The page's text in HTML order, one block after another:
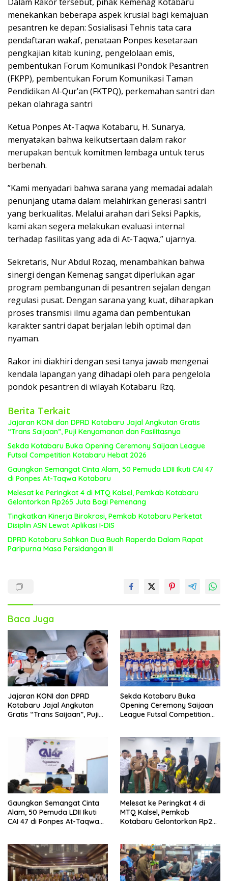
menekankan beberapa aspek krusial bagi kemajuan
pesantren ke depan: Sosialisasi Tehnis tata cara
pendaftaran wakaf, penataan Ponpes kesetaraan
pengkajian kitab kuning, pengelolaan emis,
pembentukan Forum Komunikasi Pondok Pesantren
(FKPP), pembentukan Forum Komunikasi Taman
Pendidikan Al-Qur’an (FKTPQ), perkemahan santri dan
pekan olahraga santri
​Ketua Ponpes At-Taqwa Kotabaru, H. Sunarya,
menyatakan bahwa keikutsertaan dalam rakor
merupakan bentuk komitmen lembaga untuk terus
berbenah.
​”Kami menyadari bahwa sarana yang memadai adalah
penunjang utama dalam melahirkan generasi santri
yang berkualitas. Melalui arahan dari Seksi Papkis,
kami akan segera melakukan evaluasi internal
terhadap fasilitas yang ada di At-Taqwa,” ujarnya.
​Sekretaris, Nur Abdul Rozaq, menambahkan bahwa
sinergi dengan Kemenag sangat diperlukan agar
program pembangunan di pesantren sejalan dengan
regulasi pusat. Dengan sarana yang kuat, diharapkan
proses transmisi ilmu agama dan pembentukan
karakter santri dapat berjalan lebih optimal dan
nyaman.
​Rakor ini diakhiri dengan sesi tanya jawab mengenai
kendala lapangan yang dihadapi oleh para pengelola
pondok pesantren di wilayah Kotabaru. Rzq.
Berita Terkait
Jajaran KONI dan DPRD Kotabaru Jajal Angkutan Gratis
“Trans Saijaan”, Puji Kenyamanan dan Fasilitasnya
Sekda Kotabaru Buka Opening Ceremony Saijaan League
Futsal Competition Kotabaru Hebat 2026
Gaungkan Semangat Cinta Alam, 50 Pemuda LDII Ikuti CAI 47
di Ponpes At-Taqwa Kotabaru
Melesat ke Peringkat 4 di MTQ Kalsel, Pemkab Kotabaru
Gelontorkan Rp265 Juta Bagi Pemenang
Tingkatkan Kinerja Birokrasi, Pemkab Kotabaru Perketat
Disiplin ASN Lewat Aplikasi I-DIS
DPRD Kotabaru Sahkan Dua Buah Raperda Dalam Rapat
Paripurna Masa Persidangan III
Baca Juga
Jajaran KONI dan DPRD
Kotabaru Jajal Angkutan
Gratis “Trans Saijaan”, Puji
Sekda Kotabaru Buka
Opening Ceremony Saijaan
League Futsal Competition
Gaungkan Semangat Cinta
Alam, 50 Pemuda LDII Ikuti
CAI 47 di Ponpes At-Taqwa
Melesat ke Peringkat 4 di
MTQ Kalsel, Pemkab
Kotabaru Gelontorkan Rp265